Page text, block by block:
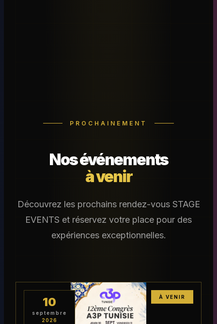
PROCHAINEMENT
Nos événements
à venir
Découvrez les prochains rendez-vous STAGE
EVENTS et réservez votre place pour des
expériences exceptionnelles.
À VENIR
10
septembre
2026